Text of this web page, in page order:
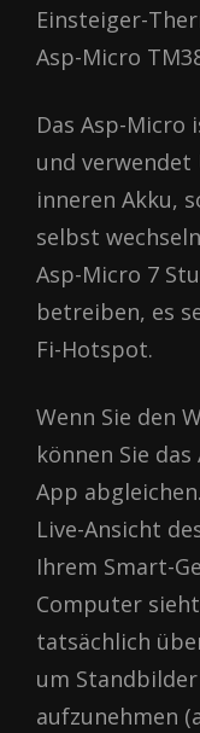
Einsteiger-
Asp-Micro
Das Asp-Micro
und verwendet
inneren Akku,
selbst
Asp-Micro 7
betreiben, es
Fi-Hotspot.
Wenn Sie den
können Sie
App
Live-Ansicht
Ihrem Smart-
Computer
tatsächlich
um
aufzunehmen